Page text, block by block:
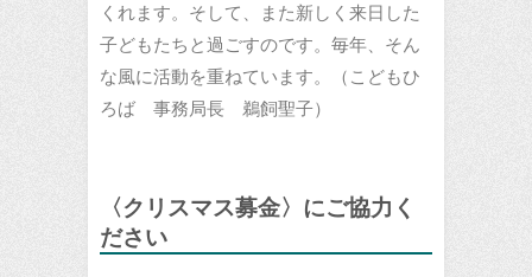
くれます。そして、また新しく来日した
子どもたちと過ごすのです。毎年、そん
な風に活動を重ねています。（こどもひ
ろば 事務局長 鵜飼聖子）
〈クリスマス募金〉にご協力く
ださい